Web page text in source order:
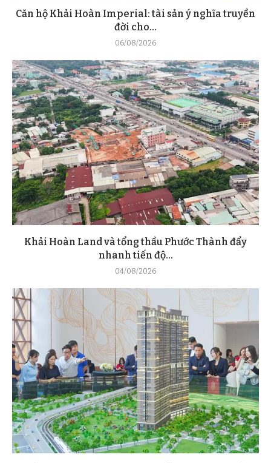
Căn hộ Khải Hoàn Imperial: tài sản ý nghĩa truyền
đời cho...
06/08/2026
Khải Hoàn Land và tổng thầu Phước Thành đẩy
nhanh tiến độ...
04/08/2026